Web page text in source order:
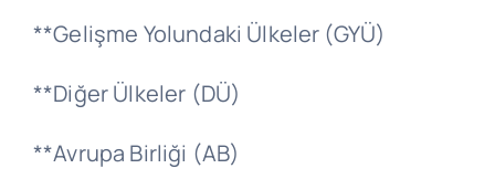
**Gelişme Yolundaki Ülkeler (GYÜ)
**Diğer Ülkeler (DÜ)
**Avrupa Birliği (AB)